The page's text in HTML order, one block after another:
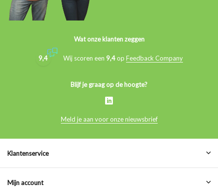
Wat onze klanten zeggen
9,4 Wij scoren een 9,4op Feedback Company
Blijf je graag op de hoogte?
Meld je aan voor onze nieuwsbrief
Klantenservice
Mijn account